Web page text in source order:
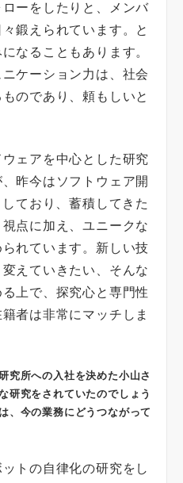
ーをしたりと、メンバ
鍛えられています。と
なることもあります。
ケーション力は、社会
のであり、頼もしいと
ェアを中心とした研究
昨今はソフトウェア開
ており、蓄積してきた
点に加え、ユニークな
れています。新しい技
えていきたい、そんな
上で、探究心と専門性
者は非常にマッチしま
究所への入社を決めた小山さ
研究をされていたのでしょう
、今の業務にどうつながって
トの自律化の研究をし